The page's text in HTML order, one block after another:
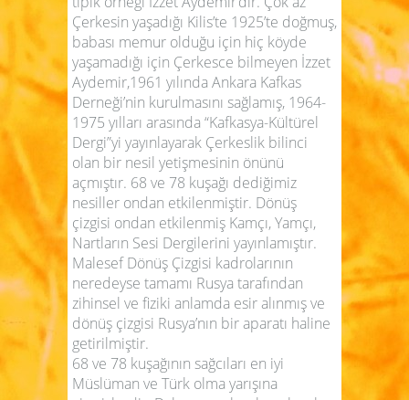
Çerkesin yaşadığı Kilis’te 1925’te doğmuş,
babası memur olduğu için hiç köyde
yaşamadığı için Çerkesce bilmeyen İzzet
Aydemir,1961 yılında Ankara Kafkas
Derneği’nin kurulmasını sağlamış, 1964-
1975 yılları arasında “Kafkasya-Kültürel
Dergi”yi yayınlayarak Çerkeslik bilinci
olan bir nesil yetişmesinin önünü
açmıştır. 68 ve 78 kuşağı dediğimiz
nesiller ondan etkilenmiştir. Dönüş
çizgisi ondan etkilenmiş Kamçı, Yamçı,
Nartların Sesi Dergilerini yayınlamıştır.
Malesef Dönüş Çizgisi kadrolarının
neredeyse tamamı Rusya tarafından
zihinsel ve fiziki anlamda esir alınmış ve
dönüş çizgisi Rusya’nın bir aparatı haline
getirilmiştir.
68 ve 78 kuşağının sağcıları en iyi
Müslüman ve Türk olma yarışına